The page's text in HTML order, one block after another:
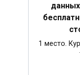
1 место.